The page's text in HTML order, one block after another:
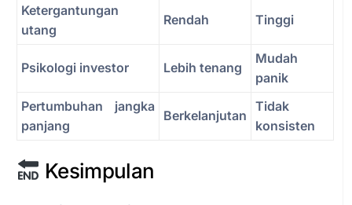
Ketergantungan
utang
Rendah Tinggi
Psikologi investor Lebih tenang
Mudah
panik
Pertumbuhan jangka
panjang
Berkelanjutan
Tidak
konsisten
Kesimpulan